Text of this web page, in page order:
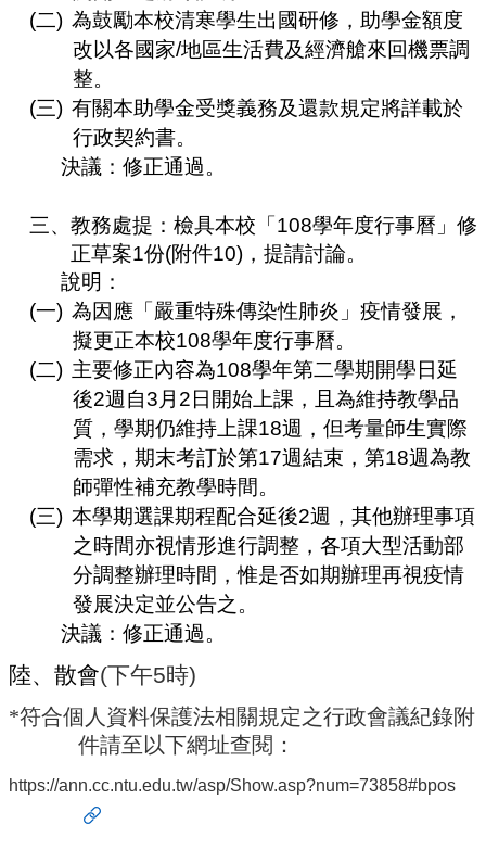
(二) 為鼓勵本校清寒學生出國研修，助學金額度
改以各國家/地區生活費及經濟艙來回機票調
整。
(三) 有關本助學金受獎義務及還款規定將詳載於
行政契約書。
決議：修正通過。
三、 教務處提：檢具本校「 108學年度行事曆」修
正草案1份(附件10)，提請討論。
說明：
(一) 為因應「嚴重特殊傳染性肺炎」疫情發展，
擬更正本校108學年度行事曆。
(二) 主要修正內容為108學年第二學期開學日延
後2週自3 月 2 日開始上課，且為維持教學品
質，學期仍維持上課18週，但考量師生實際
需求，期末考訂於第17週結束，第18週為教
師彈性補充教學時間。
(三) 本學期選課期程配合延後2週，其他辦理事項
之時間亦視情形進行調整，各項大型活動部
分調整辦理時間，惟是否如期辦理再視疫情
發展決定並公告之。
決議：修正通過。
陸、 散會(下午5時)
*符合個人資料保護法相關規定之行政會議紀錄附
件請至以下網址查閱：
https://ann.cc.ntu.edu.tw/asp/Show.asp?num=73858#bpos